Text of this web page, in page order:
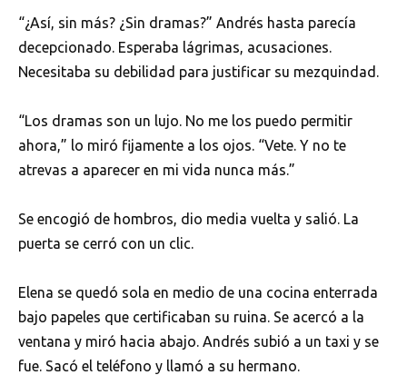
“¿Así, sin más? ¿Sin dramas?” Andrés hasta parecía
decepcionado. Esperaba lágrimas, acusaciones.
Necesitaba su debilidad para justificar su mezquindad.
“Los dramas son un lujo. No me los puedo permitir
ahora,” lo miró fijamente a los ojos. “Vete. Y no te
atrevas a aparecer en mi vida nunca más.”
Se encogió de hombros, dio media vuelta y salió. La
puerta se cerró con un clic.
Elena se quedó sola en medio de una cocina enterrada
bajo papeles que certificaban su ruina. Se acercó a la
ventana y miró hacia abajo. Andrés subió a un taxi y se
fue. Sacó el teléfono y llamó a su hermano.